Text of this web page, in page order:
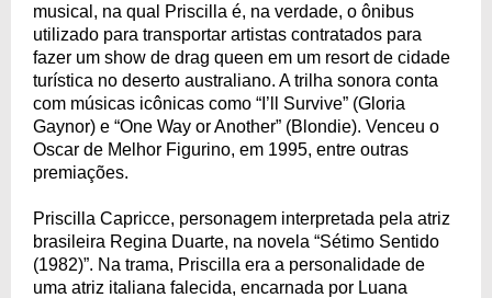
musical, na qual Priscilla é, na verdade, o ônibus
utilizado para transportar artistas contratados para
fazer um show de drag queen em um resort de cidade
turística no deserto australiano. A trilha sonora conta
com músicas icônicas como “I’ll Survive” (Gloria
Gaynor) e “One Way or Another” (Blondie). Venceu o
Oscar de Melhor Figurino, em 1995, entre outras
premiações.
Priscilla Capricce, personagem interpretada pela atriz
brasileira Regina Duarte, na novela “Sétimo Sentido
(1982)”. Na trama, Priscilla era a personalidade de
uma atriz italiana falecida, encarnada por Luana